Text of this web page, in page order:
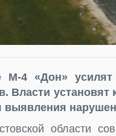
М-4 «Дон»
Власти
выявления
области